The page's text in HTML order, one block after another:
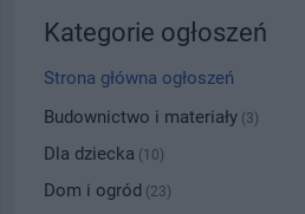
Kategorie ogłoszeń
Strona główna ogłoszeń
Budownictwo i materiały (3)
Dla dziecka (10)
Dom i ogród (23)